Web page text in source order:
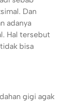
Dan
adanya
Hal tersebut
bisa
gigi agak